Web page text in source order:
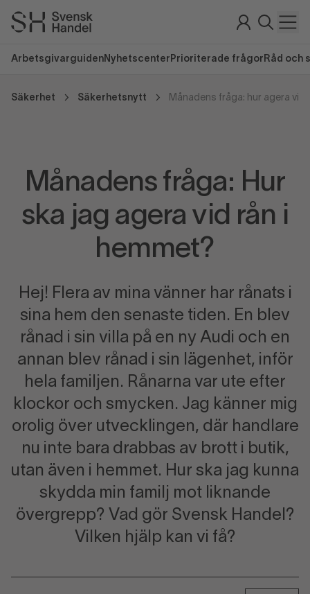
Arbetsgivarguiden Nyhetscenter Prioriterade frågor Råd och
Säkerhet Säkerhetsnytt Månadens fråga: hur agera vid
Månadens fråga: Hur
ska jag agera vid rån i
hemmet?
Hej! Flera av mina vänner har rånats i
sina hem den senaste tiden. En blev
rånad i sin villa på en ny Audi och en
annan blev rånad i sin lägenhet, inför
hela familjen. Rånarna var ute efter
klockor och smycken. Jag känner mig
orolig över utvecklingen, där handlare
nu inte bara drabbas av brott i butik,
utan även i hemmet. Hur ska jag kunna
skydda min familj mot liknande
övergrepp? Vad gör Svensk Handel?
Vilken hjälp kan vi få?